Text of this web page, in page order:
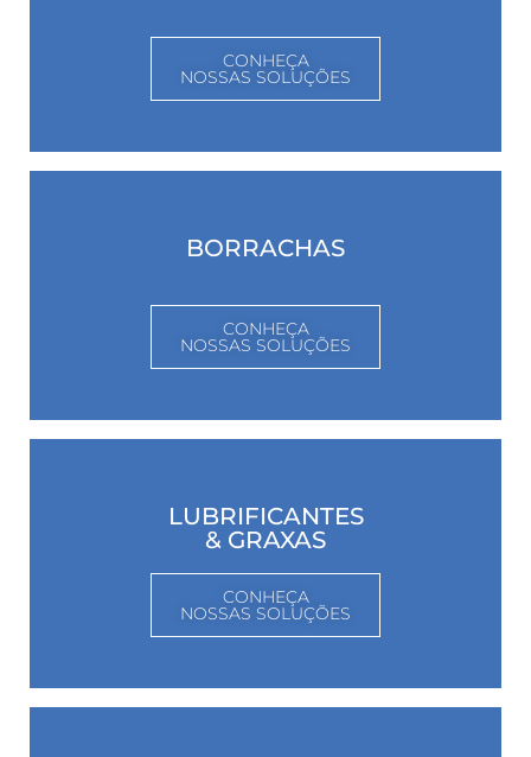
CONHEÇA
NOSSAS SOLUÇÕES
BORRACHAS
CONHEÇA
NOSSAS SOLUÇÕES
LUBRIFICANTES
& GRAXAS
CONHEÇA
NOSSAS SOLUÇÕES